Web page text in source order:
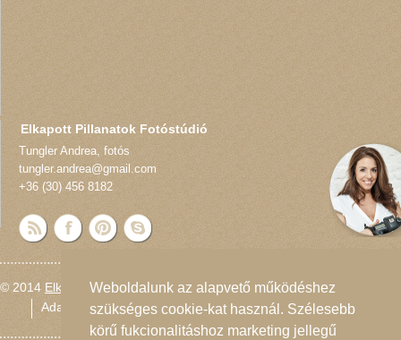
Weboldalunk az alapvető működéshez
szükséges cookie-kat használ. Szélesebb
körű fukcionalitáshoz marketing jellegű
Elkapott Pillanatok Fotóstúdió
Tungler Andrea fotós
tungler.andrea@gmail.com
+36 (30) 456 8182
© 2014 Elkapott Pillanatok Fotóstúdió
Adatvédelmi nyilatkozat
Oldaltérkép